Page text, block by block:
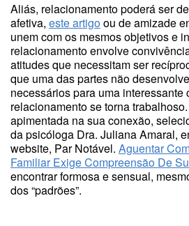
Aliás, relacionamento poderá ser
afetiva, este artigoou de amizade
unem com os mesmos objetivos e
relacionamento envolve
atitudes que necessitam ser
que uma das partes não
necessários para uma interessante
relacionamento se torna
apimentada na sua conexão,
da psicóloga Dra. Juliana Amaral,
website, Par Notável. Aguentar
Familiar Exige Compreensão De
encontrar formosa e sensual,
dos “padrões”.